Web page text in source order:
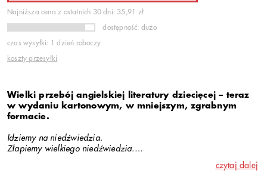
Najniższa cena z ostatnich 30 dni: 35,91 zł
dostępność: dużo
czas wysyłki: 1 dzień roboczy
koszty przesyłki
Wielki przebój angielskiej literatury dziecięcej – teraz
w wydaniu kartonowym, w mniejszym, zgrabnym
formacie.
Idziemy na niedźwiedzia.
Złapiemy wielkiego niedźwiedzia.
czytaj dalej